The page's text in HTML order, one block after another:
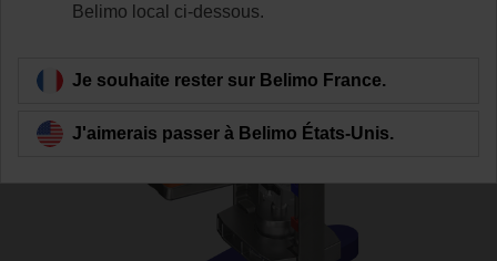
Retour a la catégorie de produits
Belimo local ci-dessous.
Je souhaite rester sur Belimo France.
J'aimerais passer à Belimo États-Unis.